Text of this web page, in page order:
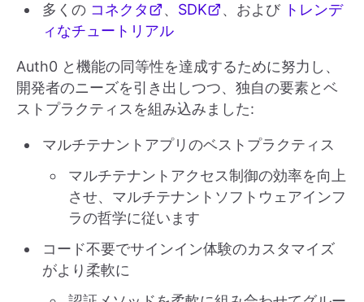
多くの コネクタ 、 SDK 、および トレンデ
ィなチュートリアル
Auth0 と機能の同等性を達成するために努力し、
開発者のニーズを引き出しつつ、独自の要素とベ
ストプラクティスを組み込みました:
マルチテナントアプリのベストプラクティス
マルチテナントアクセス制御の効率を向上
させ、マルチテナントソフトウェアインフ
ラの哲学に従います
コード不要でサインイン体験のカスタマイズ
がより柔軟に